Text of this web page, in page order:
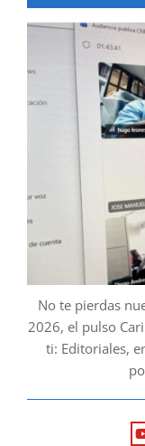
No te pierdas
2026, el pulso
ti: Editoriales,